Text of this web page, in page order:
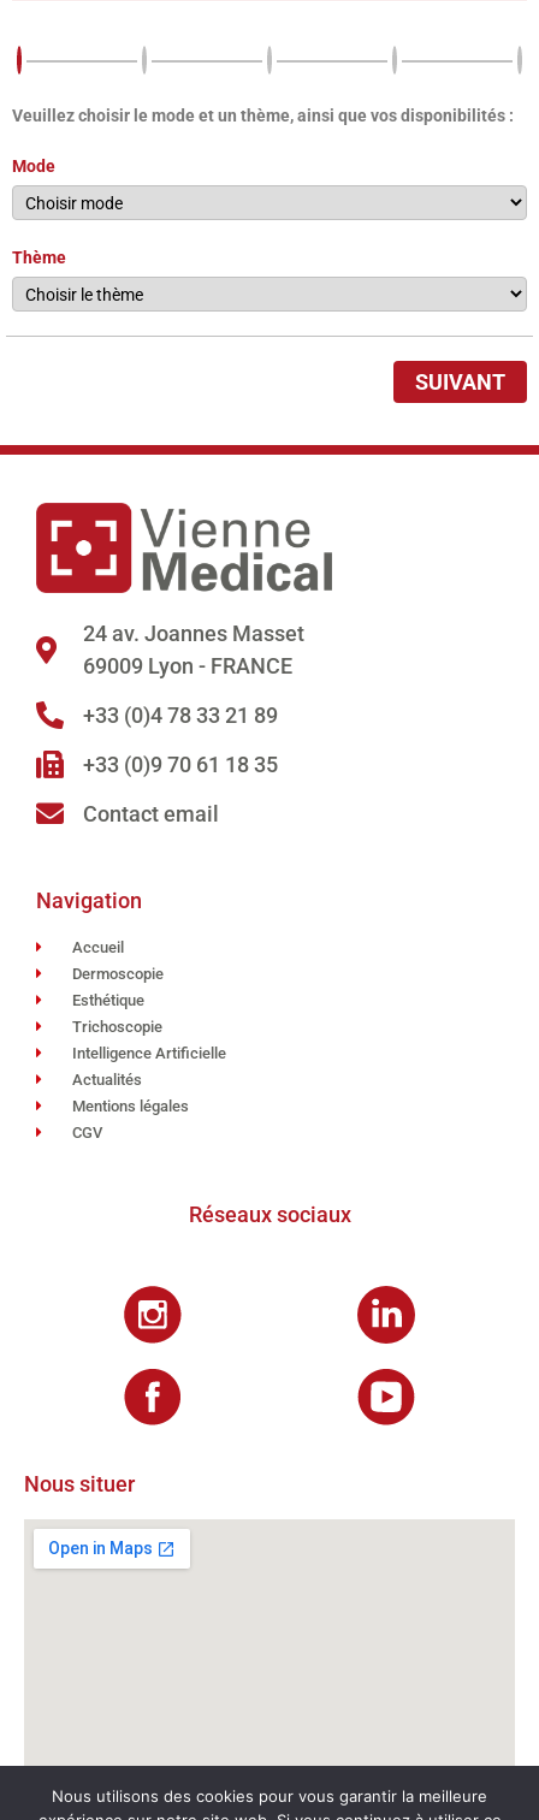
Veuillez choisir le mode et un thème, ainsi que vos disponibilités :
Mode
Thème
SUIVANT
24 av. Joannes Masset
69009 Lyon - FRANCE
+33 (0)4 78 33 21 89
+33 (0)9 70 61 18 35
Contact email
Navigation
Accueil
Dermoscopie
Esthétique
Trichoscopie
Intelligence Artificielle
Actualités
Mentions légales
CGV
Réseaux sociaux
Nous situer
Nous utilisons des cookies pour vous garantir la meilleure